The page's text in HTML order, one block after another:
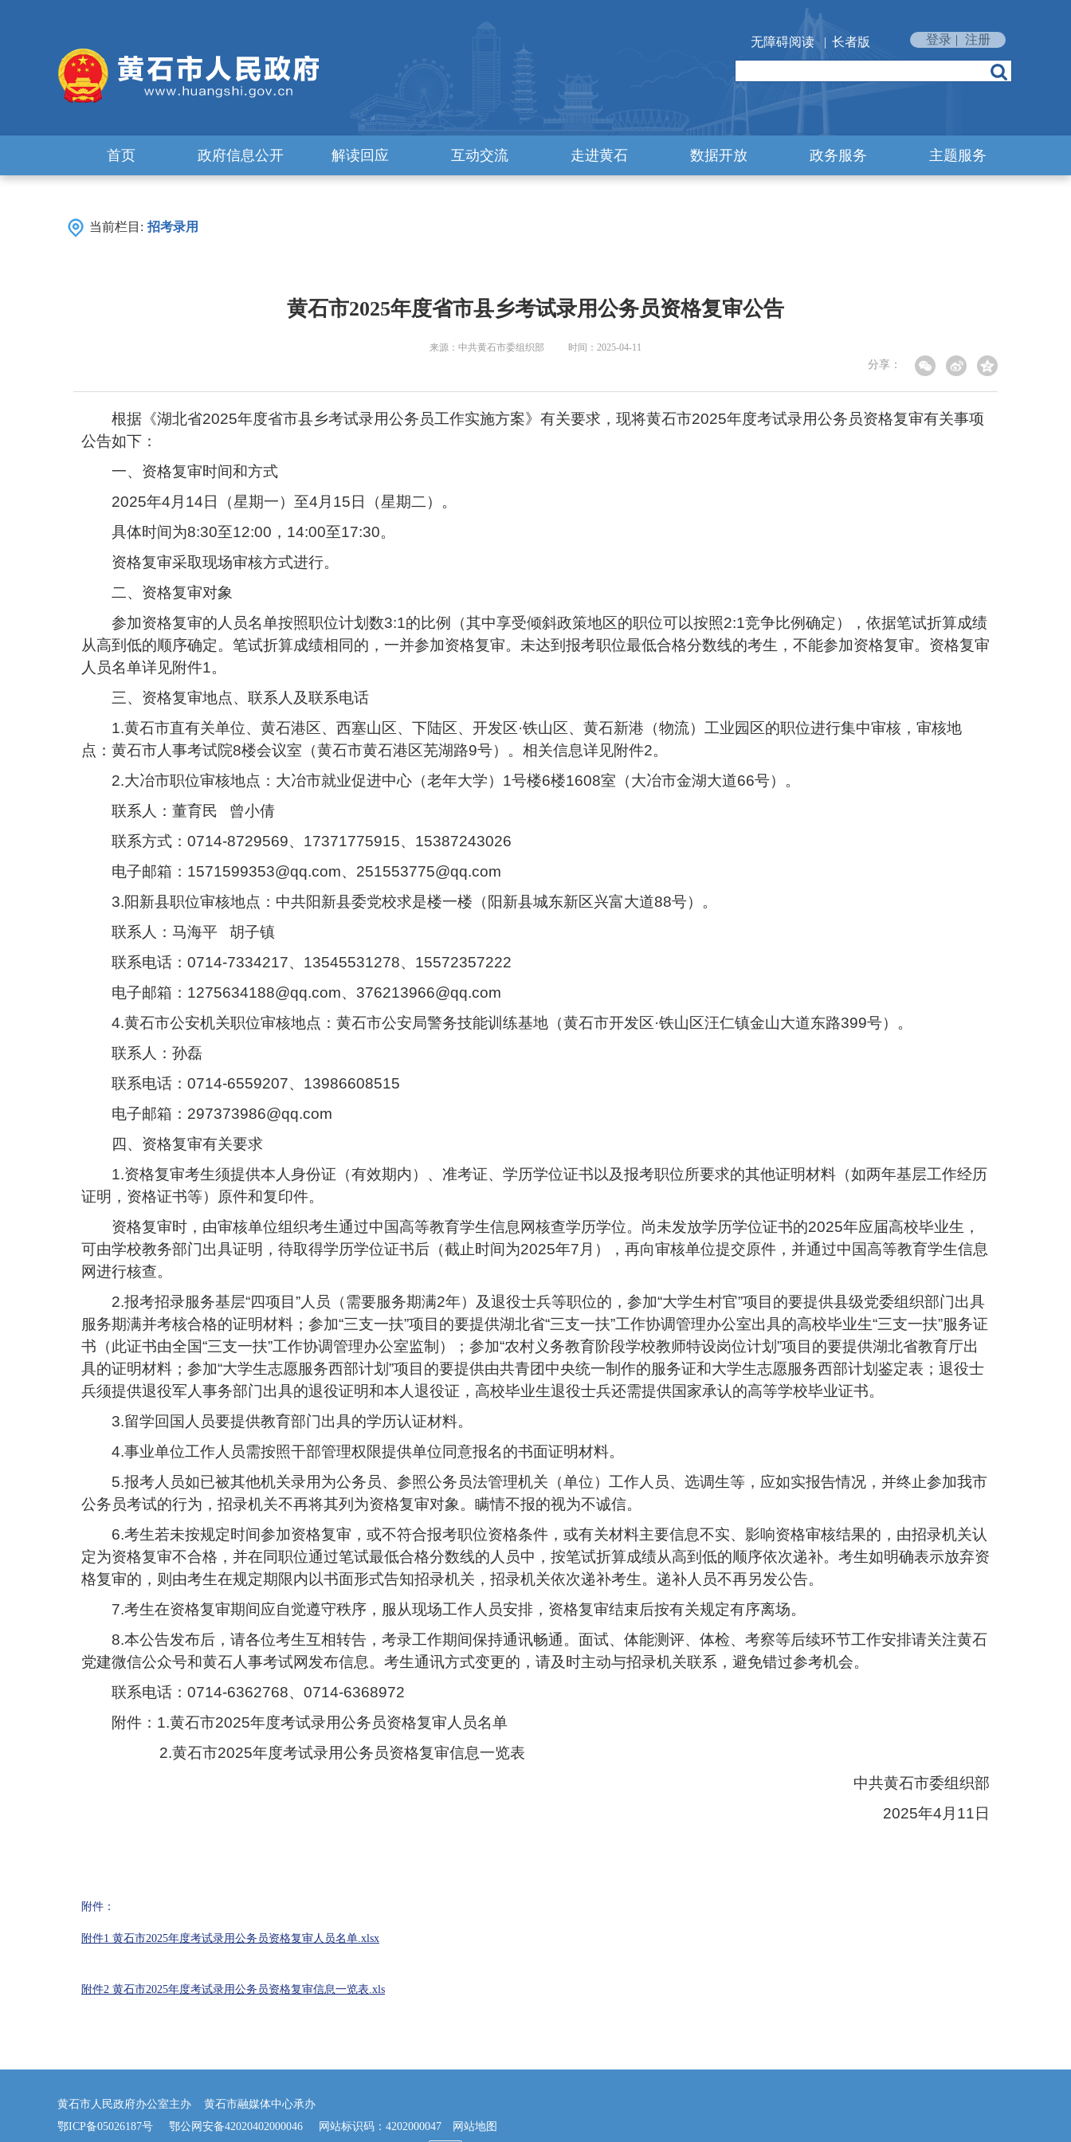
无障碍阅读 | 长者版 登录 | 注册
首页 政府信息公开 解读回应 互动交流 走进黄石 数据开放 政务服务 主题服务
当前栏目: 招考录用
黄石市2025年度省市县乡考试录用公务员资格复审公告
来源：中共黄石市委组织部 时间：2025-04-11
分享：
根据《湖北省2025年度省市县乡考试录用公务员工作实施方案》有关要求，现将黄石市2025年度考试录用公务员资格复审有关事项
公告如下：
一、资格复审时间和方式
2025年4月14日（星期一）至4月15日（星期二）。
具体时间为8:30至12:00，14:00至17:30。
资格复审采取现场审核方式进行。
二、资格复审对象
参加资格复审的人员名单按照职位计划数3:1的比例（其中享受倾斜政策地区的职位可以按照2:1竞争比例确定），依据笔试折算成绩
从高到低的顺序确定。笔试折算成绩相同的，一并参加资格复审。未达到报考职位最低合格分数线的考生，不能参加资格复审。资格复审
人员名单详见附件1。
三、资格复审地点、联系人及联系电话
1.黄石市直有关单位、黄石港区、西塞山区、下陆区、开发区·铁山区、黄石新港（物流）工业园区的职位进行集中审核，审核地
点：黄石市人事考试院8楼会议室（黄石市黄石港区芜湖路9号）。相关信息详见附件2。
2.大冶市职位审核地点：大冶市就业促进中心（老年大学）1号楼6楼1608室（大冶市金湖大道66号）。
联系人：董育民 曾小倩
联系方式：0714-8729569、17371775915、15387243026
电子邮箱：1571599353@qq.com、251553775@qq.com
3.阳新县职位审核地点：中共阳新县委党校求是楼一楼（阳新县城东新区兴富大道88号）。
联系人：马海平 胡子镇
联系电话：0714-7334217、13545531278、15572357222
电子邮箱：1275634188@qq.com、376213966@qq.com
4.黄石市公安机关职位审核地点：黄石市公安局警务技能训练基地（黄石市开发区·铁山区汪仁镇金山大道东路399号）。
联系人：孙磊
联系电话：0714-6559207、13986608515
电子邮箱：297373986@qq.com
四、资格复审有关要求
1.资格复审考生须提供本人身份证（有效期内）、准考证、学历学位证书以及报考职位所要求的其他证明材料（如两年基层工作经历
证明，资格证书等）原件和复印件。
资格复审时，由审核单位组织考生通过中国高等教育学生信息网核查学历学位。尚未发放学历学位证书的2025年应届高校毕业生，
可由学校教务部门出具证明，待取得学历学位证书后（截止时间为2025年7月），再向审核单位提交原件，并通过中国高等教育学生信息
网进行核查。
2.报考招录服务基层“四项目”人员（需要服务期满2年）及退役士兵等职位的，参加“大学生村官”项目的要提供县级党委组织部门出具
服务期满并考核合格的证明材料；参加“三支一扶”项目的要提供湖北省“三支一扶”工作协调管理办公室出具的高校毕业生“三支一扶”服务证
书（此证书由全国“三支一扶”工作协调管理办公室监制）；参加“农村义务教育阶段学校教师特设岗位计划”项目的要提供湖北省教育厅出
具的证明材料；参加“大学生志愿服务西部计划”项目的要提供由共青团中央统一制作的服务证和大学生志愿服务西部计划鉴定表；退役士
兵须提供退役军人事务部门出具的退役证明和本人退役证，高校毕业生退役士兵还需提供国家承认的高等学校毕业证书。
3.留学回国人员要提供教育部门出具的学历认证材料。
4.事业单位工作人员需按照干部管理权限提供单位同意报名的书面证明材料。
5.报考人员如已被其他机关录用为公务员、参照公务员法管理机关（单位）工作人员、选调生等，应如实报告情况，并终止参加我市
公务员考试的行为，招录机关不再将其列为资格复审对象。瞒情不报的视为不诚信。
6.考生若未按规定时间参加资格复审，或不符合报考职位资格条件，或有关材料主要信息不实、影响资格审核结果的，由招录机关认
定为资格复审不合格，并在同职位通过笔试最低合格分数线的人员中，按笔试折算成绩从高到低的顺序依次递补。考生如明确表示放弃资
格复审的，则由考生在规定期限内以书面形式告知招录机关，招录机关依次递补考生。递补人员不再另发公告。
7.考生在资格复审期间应自觉遵守秩序，服从现场工作人员安排，资格复审结束后按有关规定有序离场。
8.本公告发布后，请各位考生互相转告，考录工作期间保持通讯畅通。面试、体能测评、体检、考察等后续环节工作安排请关注黄石
党建微信公众号和黄石人事考试网发布信息。考生通讯方式变更的，请及时主动与招录机关联系，避免错过参考机会。
联系电话：0714-6362768、0714-6368972
附件： 1.黄石市2025年度考试录用公务员资格复审人员名单
2.黄石市2025年度考试录用公务员资格复审信息一览表
中共黄石市委组织部
2025年4月11日
附件：
附件1 黄石市2025年度考试录用公务员资格复审人员名单.xlsx
附件2 黄石市2025年度考试录用公务员资格复审信息一览表.xls
黄石市人民政府办公室主办 黄石市融媒体中心承办
鄂ICP备05026187号
鄂公网安备42020402000046 网站标识码：4202000047 网站地图